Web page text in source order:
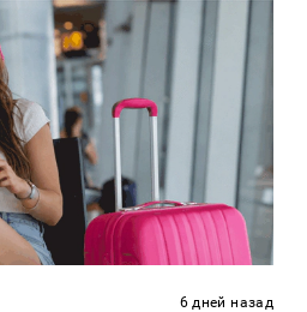
6 дней назад